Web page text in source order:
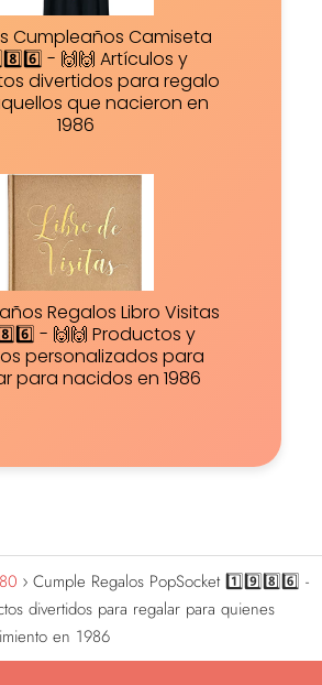
Cumpleaños Camiseta
- 🙌🙌 Artículos y
divertidos para regalo
que nacieron en
1986
Regalos Libro Visitas
- 🙌🙌 Productos y
personalizados para
para nacidos en 1986
Cumple Regalos PopSocket 1️⃣9️⃣8️⃣6️⃣ -
divertidos para regalar para quienes
en 1986